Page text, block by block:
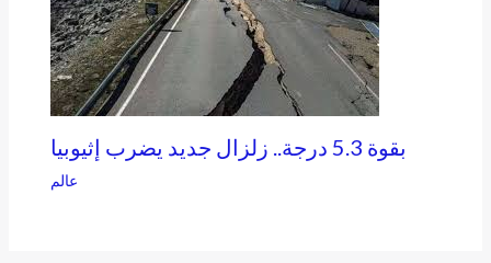
بقوة 5.3 درجة.. زلزال جديد يضرب إثيوبيا
عالم